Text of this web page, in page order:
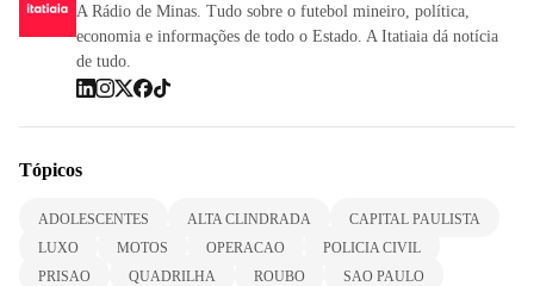
A Rádio de Minas. Tudo sobre o futebol mineiro, política,
economia e informações de todo o Estado. A Itatiaia dá notícia
de tudo.
Tópicos
ADOLESCENTES ALTA CLINDRADA
CAPITAL PAULISTA
LUXO
MOTOS OPERACAO
POLICIA CIVIL
PRISAO
QUADRILHA ROUBO SAO PAULO